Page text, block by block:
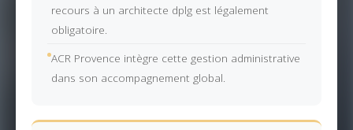
recours à un architecte dplg est légalement
obligatoire.
ACR Provence intègre cette gestion administrative
dans son accompagnement global.